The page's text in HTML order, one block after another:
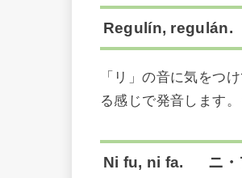
Regulín, regulán.
「リ」の音に気をつ
る感じで発音します
Ni fu, ni fa. ニ・